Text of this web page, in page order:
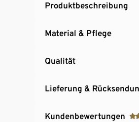
Produktbeschreibung
Material & Pflege
Qualität
Lieferung &
Kundenbewertungen